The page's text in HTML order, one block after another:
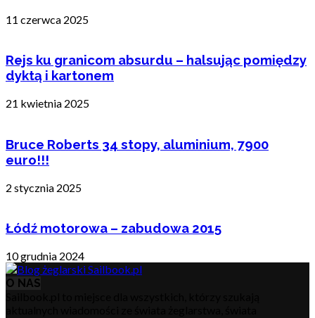
11 czerwca 2025
Rejs ku granicom absurdu – halsując pomiędzy
dyktą i kartonem
21 kwietnia 2025
Bruce Roberts 34 stopy, aluminium, 7900
euro!!!
2 stycznia 2025
Łódź motorowa – zabudowa 2015
10 grudnia 2024
O NAS